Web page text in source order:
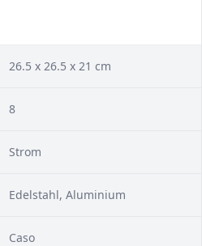
26.5 x 26.5 x 21 cm
8
Strom
Edelstahl, Aluminium
Caso